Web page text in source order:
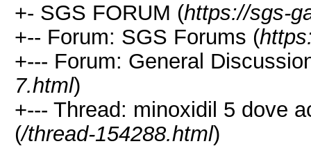
+- SGS FORUM (https://sgs-
+-- Forum: SGS Forums (
+--- Forum: General
7.html)
+--- Thread: minoxidil 5 dove
(/thread-154288.html)